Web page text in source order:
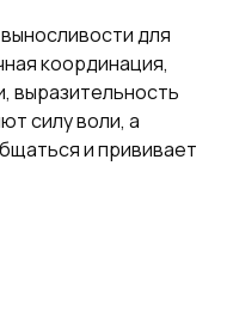
для
координация,
выразительность
силу воли, а
и прививает